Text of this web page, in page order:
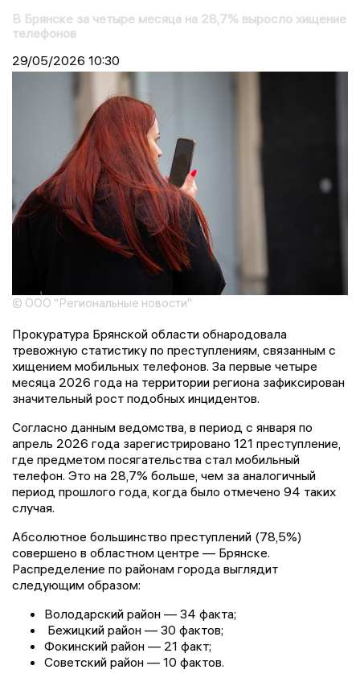
В Брянске за четыре месяца на 28,7% выросло хищение
телефонов
29/05/2026 10:30
© ООО "Региональные новости"
Прокуратура Брянской области обнародовала
тревожную статистику по преступлениям, связанным с
хищением мобильных телефонов. За первые четыре
месяца 2026 года на территории региона зафиксирован
значительный рост подобных инцидентов.
Согласно данным ведомства, в период с января по
апрель 2026 года зарегистрировано 121 преступление,
где предметом посягательства стал мобильный
телефон. Это на 28,7% больше, чем за аналогичный
период прошлого года, когда было отмечено 94 таких
случая.
Абсолютное большинство преступлений (78,5%)
совершено в областном центре — Брянске.
Распределение по районам города выглядит
следующим образом:
Володарский район — 34 факта;
Бежицкий район — 30 фактов;
Фокинский район — 21 факт;
Советский район — 10 фактов.